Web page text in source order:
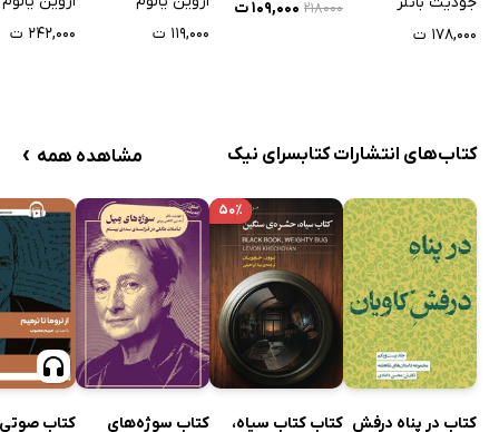
۱۷۸,۰۰۰ ت
۲۱۸۰۰۰ ۱۰۹,۰۰۰ ت
۱۱۹,۰۰۰ ت
۲۴۲,۰۰۰ ت
کتاب‌های انتشارات کتابسرای نیک مشاهده همه ›
کتاب در پناه درفش
۵۰٪
کتاب کتاب سیاه،
کتاب سوژه‌های
کتاب صوتی